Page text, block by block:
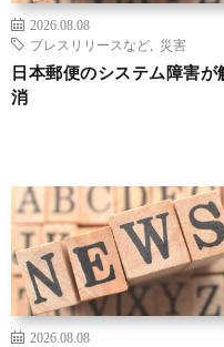
2026.08.08
プレスリリースなど
災害
日本郵便のシステム障害が
消
2026.08.08